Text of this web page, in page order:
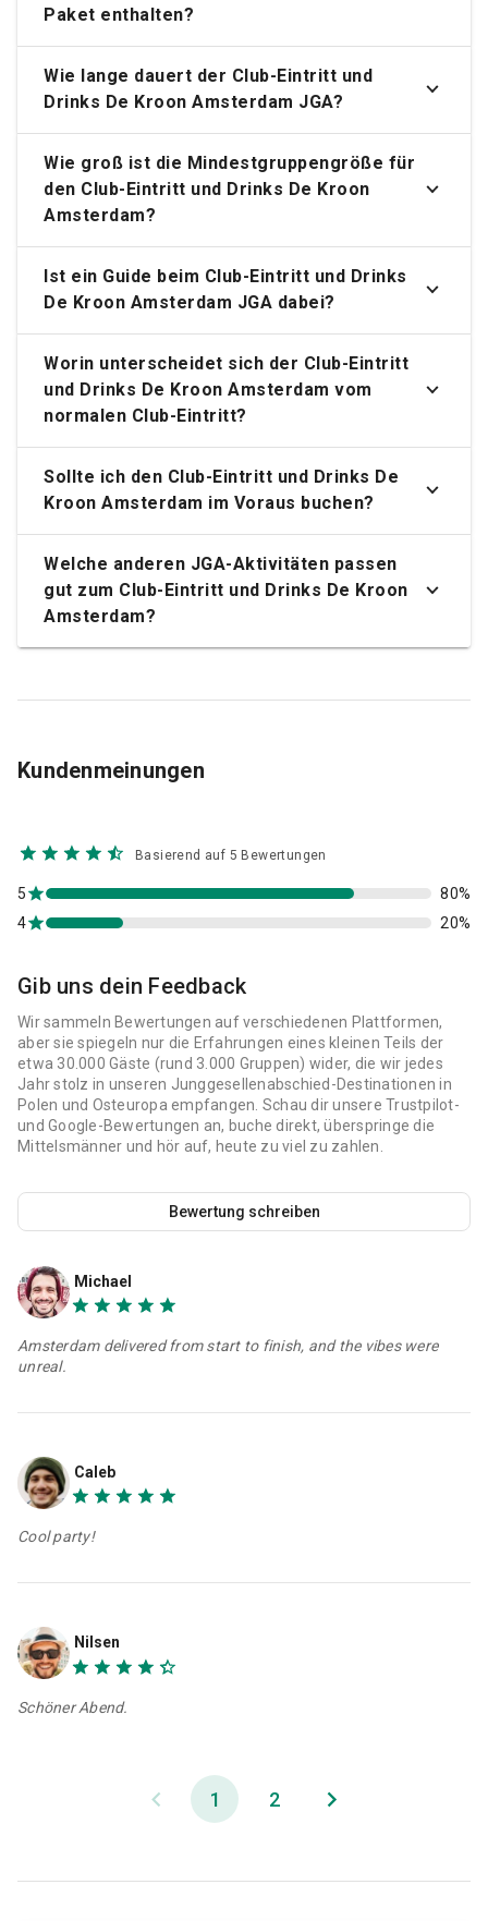
Paket enthalten?
Wie lange dauert der Club-Eintritt und
Drinks De Kroon Amsterdam JGA?
Wie groß ist die Mindestgruppengröße für
den Club-Eintritt und Drinks De Kroon
Amsterdam?
Ist ein Guide beim Club-Eintritt und Drinks
De Kroon Amsterdam JGA dabei?
Worin unterscheidet sich der Club-Eintritt
und Drinks De Kroon Amsterdam vom
normalen Club-Eintritt?
Sollte ich den Club-Eintritt und Drinks De
Kroon Amsterdam im Voraus buchen?
Welche anderen JGA-Aktivitäten passen
gut zum Club-Eintritt und Drinks De Kroon
Amsterdam?
Kundenmeinungen
Basierend auf 5 Bewertungen
4 20%
5 80%
Gib uns dein Feedback
Wir sammeln Bewertungen auf verschiedenen Plattformen,
aber sie spiegeln nur die Erfahrungen eines kleinen Teils der
etwa 30.000 Gäste (rund 3.000 Gruppen) wider, die wir jedes
Jahr stolz in unseren Junggesellenabschied-Destinationen in
Polen und Osteuropa empfangen. Schau dir unsere Trustpilot-
und Google-Bewertungen an, buche direkt, überspringe die
Mittelsmänner und hör auf, heute zu viel zu zahlen.
Bewertung schreiben
Michael
Amsterdam delivered from start to finish, and the vibes were
unreal.
Caleb
Cool party!
Nilsen
Schöner Abend.
1 2